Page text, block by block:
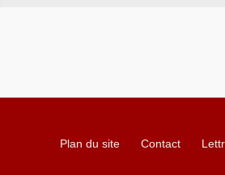
Plan du site Contact